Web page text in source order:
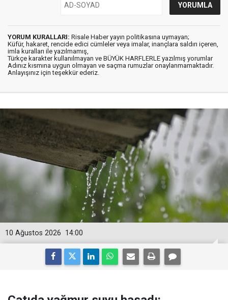
YORUM KURALLARI: Risale Haber yayın politikasına uymayan;
Küfür, hakaret, rencide edici cümleler veya imalar, inançlara saldırı içeren,
imla kuralları ile yazılmamış,
Türkçe karakter kullanılmayan ve BÜYÜK HARFLERLE yazılmış yorumlar
Adınız kısmına uygun olmayan ve saçma rumuzlar onaylanmamaktadır.
Anlayışınız için teşekkür ederiz.
14:00
10 Ağustos 2026